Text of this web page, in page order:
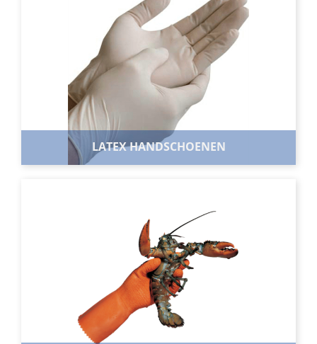
Deze Nitril handschoen is vervaardigd uit 100%
synthetisch nitril. Deze handschoen is dikker dan de
normale variant en daardoor zeer sterk.
BEKIJK ASSORTIMENT
LATEX HANDSCHOENEN
materiaal en biedt optimale bescherming. Deze
handschoen heeft een goede pasvorm en een goed
tastgevoel.
BEKIJK ASSORTIMENT